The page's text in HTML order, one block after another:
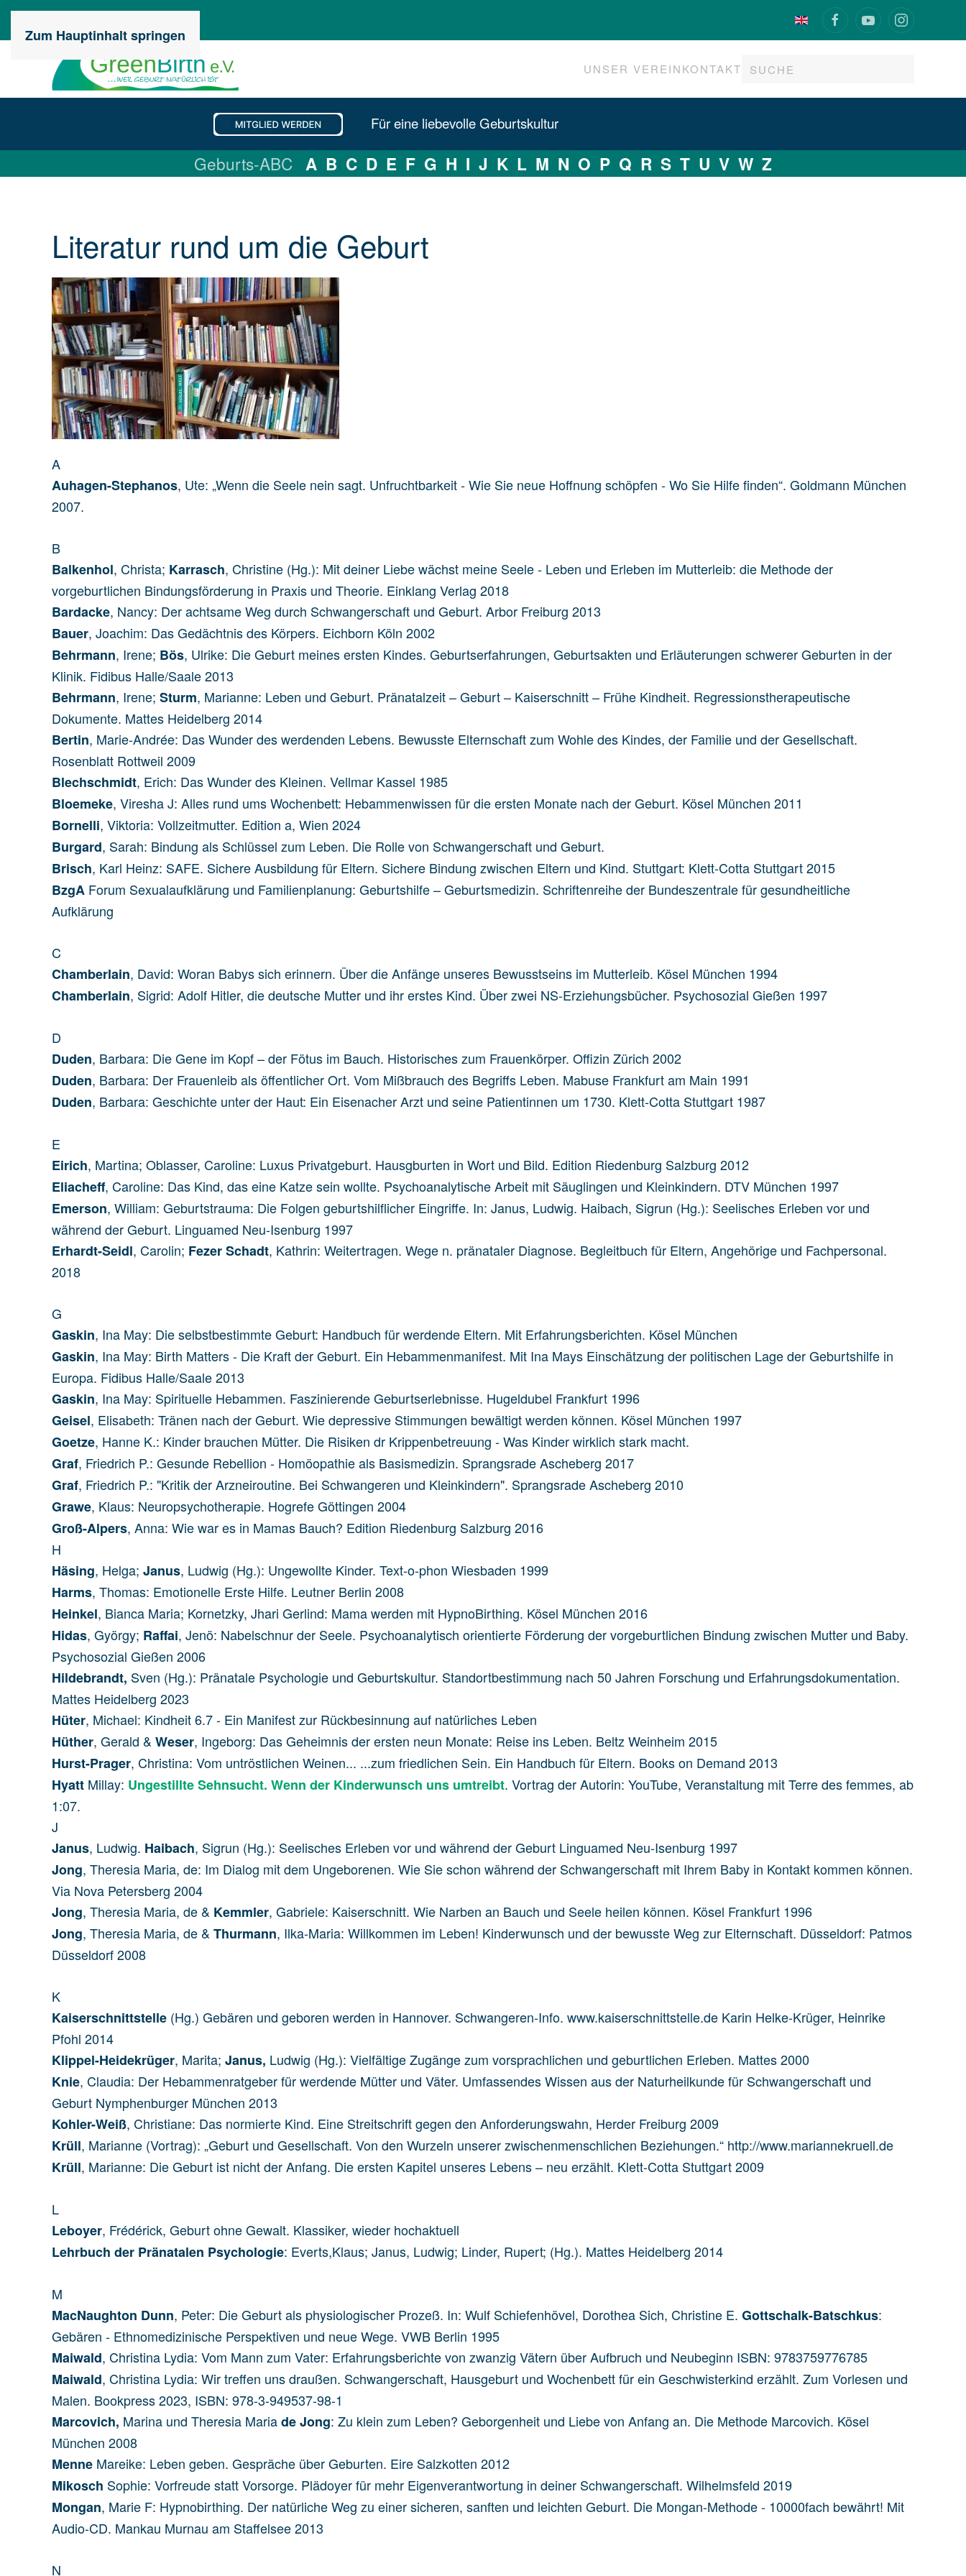
Zum Hauptinhalt springen
UNSER VEREINKONTAKT
Für eine liebevolle Geburtskultur
Geburts-ABC A B C D E F G H I J K L M N O P Q R S T U V W Z
Literatur rund um die Geburt
A
Auhagen-Stephanos, Ute: „Wenn die Seele nein sagt. Unfruchtbarkeit - Wie Sie neue Hoffnung schöpfen - Wo Sie Hilfe finden“. Goldmann München
2007.
B
Balkenhol, Christa; Karrasch, Christine (Hg.): Mit deiner Liebe wächst meine Seele - Leben und Erleben im Mutterleib: die Methode der
vorgeburtlichen Bindungsförderung in Praxis und Theorie. Einklang Verlag 2018
Bardacke, Nancy: Der achtsame Weg durch Schwangerschaft und Geburt. Arbor Freiburg 2013
Bauer, Joachim: Das Gedächtnis des Körpers. Eichborn Köln 2002
Behrmann, Irene; Bös, Ulrike: Die Geburt meines ersten Kindes. Geburtserfahrungen, Geburtsakten und Erläuterungen schwerer Geburten in der
Klinik. Fidibus Halle/Saale 2013
Behrmann, Irene; Sturm, Marianne: Leben und Geburt. Pränatalzeit – Geburt – Kaiserschnitt – Frühe Kindheit. Regressionstherapeutische
Dokumente. Mattes Heidelberg 2014
Bertin, Marie-Andrée: Das Wunder des werdenden Lebens. Bewusste Elternschaft zum Wohle des Kindes, der Familie und der Gesellschaft.
Rosenblatt Rottweil 2009
Blechschmidt, Erich: Das Wunder des Kleinen. Vellmar Kassel 1985
Bloemeke, Viresha J: Alles rund ums Wochenbett: Hebammenwissen für die ersten Monate nach der Geburt. Kösel München 2011
Bornelli, Viktoria: Vollzeitmutter. Edition a, Wien 2024
Burgard, Sarah: Bindung als Schlüssel zum Leben. Die Rolle von Schwangerschaft und Geburt.
Brisch, Karl Heinz: SAFE. Sichere Ausbildung für Eltern. Sichere Bindung zwischen Eltern und Kind. Stuttgart: Klett-Cotta Stuttgart 2015
BzgA Forum Sexualaufklärung und Familienplanung: Geburtshilfe – Geburtsmedizin. Schriftenreihe der Bundeszentrale für gesundheitliche
Aufklärung
C
Chamberlain, David: Woran Babys sich erinnern. Über die Anfänge unseres Bewusstseins im Mutterleib. Kösel München 1994
Chamberlain, Sigrid: Adolf Hitler, die deutsche Mutter und ihr erstes Kind. Über zwei NS-Erziehungsbücher. Psychosozial Gießen 1997
D
Duden, Barbara: Die Gene im Kopf – der Fötus im Bauch. Historisches zum Frauenkörper. Offizin Zürich 2002
Duden, Barbara: Der Frauenleib als öffentlicher Ort. Vom Mißbrauch des Begriffs Leben. Mabuse Frankfurt am Main 1991
Duden, Barbara: Geschichte unter der Haut: Ein Eisenacher Arzt und seine Patientinnen um 1730. Klett-Cotta Stuttgart 1987
E
Eirich, Martina; Oblasser, Caroline: Luxus Privatgeburt. Hausgburten in Wort und Bild. Edition Riedenburg Salzburg 2012
Eliacheff, Caroline: Das Kind, das eine Katze sein wollte. Psychoanalytische Arbeit mit Säuglingen und Kleinkindern. DTV München 1997
Emerson, William: Geburtstrauma: Die Folgen geburtshilflicher Eingriffe. In: Janus, Ludwig. Haibach, Sigrun (Hg.): Seelisches Erleben vor und
während der Geburt. Linguamed Neu-Isenburg 1997
Erhardt-Seidl, Carolin; Fezer Schadt, Kathrin: Weitertragen. Wege n. pränataler Diagnose. Begleitbuch für Eltern, Angehörige und Fachpersonal.
2018
G
Gaskin, Ina May: Die selbstbestimmte Geburt: Handbuch für werdende Eltern. Mit Erfahrungsberichten. Kösel München
Gaskin, Ina May: Birth Matters - Die Kraft der Geburt. Ein Hebammenmanifest. Mit Ina Mays Einschätzung der politischen Lage der Geburtshilfe in
Europa. Fidibus Halle/Saale 2013
Gaskin, Ina May: Spirituelle Hebammen. Faszinierende Geburtserlebnisse. Hugeldubel Frankfurt 1996
Geisel, Elisabeth: Tränen nach der Geburt. Wie depressive Stimmungen bewältigt werden können. Kösel München 1997
Goetze, Hanne K.: Kinder brauchen Mütter. Die Risiken dr Krippenbetreuung - Was Kinder wirklich stark macht.
Graf, Friedrich P.: Gesunde Rebellion - Homöopathie als Basismedizin. Sprangsrade Ascheberg 2017
Graf, Friedrich P.: "Kritik der Arzneiroutine. Bei Schwangeren und Kleinkindern". Sprangsrade Ascheberg 2010
Grawe, Klaus: Neuropsychotherapie. Hogrefe Göttingen 2004
Groß-Alpers, Anna: Wie war es in Mamas Bauch? Edition Riedenburg Salzburg 2016
H
Häsing, Helga; Janus, Ludwig (Hg.): Ungewollte Kinder. Text-o-phon Wiesbaden 1999
Harms, Thomas: Emotionelle Erste Hilfe. Leutner Berlin 2008
Heinkel, Bianca Maria; Kornetzky, Jhari Gerlind: Mama werden mit HypnoBirthing. Kösel München 2016
Hidas, György; Raffai, Jenö: Nabelschnur der Seele. Psychoanalytisch orientierte Förderung der vorgeburtlichen Bindung zwischen Mutter und Baby.
Psychosozial Gießen 2006
Hildebrandt, Sven (Hg.): Pränatale Psychologie und Geburtskultur. Standortbestimmung nach 50 Jahren Forschung und Erfahrungsdokumentation.
Mattes Heidelberg 2023
Hüter, Michael: Kindheit 6.7 - Ein Manifest zur Rückbesinnung auf natürliches Leben
Hüther, Gerald & Weser, Ingeborg: Das Geheimnis der ersten neun Monate: Reise ins Leben. Beltz Weinheim 2015
Hurst-Prager, Christina: Vom untröstlichen Weinen... ...zum friedlichen Sein. Ein Handbuch für Eltern. Books on Demand 2013
Hyatt Millay: Ungestillte Sehnsucht. Wenn der Kinderwunsch uns umtreibt. Vortrag der Autorin: YouTube, Veranstaltung mit Terre des femmes, ab
1:07.
J
Janus, Ludwig. Haibach, Sigrun (Hg.): Seelisches Erleben vor und während der Geburt Linguamed Neu-Isenburg 1997
Jong, Theresia Maria, de: Im Dialog mit dem Ungeborenen. Wie Sie schon während der Schwangerschaft mit Ihrem Baby in Kontakt kommen können.
Via Nova Petersberg 2004
Jong, Theresia Maria, de & Kemmler, Gabriele: Kaiserschnitt. Wie Narben an Bauch und Seele heilen können. Kösel Frankfurt 1996
Jong, Theresia Maria, de & Thurmann, Ilka-Maria: Willkommen im Leben! Kinderwunsch und der bewusste Weg zur Elternschaft. Düsseldorf: Patmos
Düsseldorf 2008
K
Kaiserschnittstelle (Hg.) Gebären und geboren werden in Hannover. Schwangeren-Info. www.kaiserschnittstelle.de Karin Helke-Krüger, Heinrike
Pfohl 2014
Klippel-Heidekrüger, Marita; Janus, Ludwig (Hg.): Vielfältige Zugänge zum vorsprachlichen und geburtlichen Erleben. Mattes 2000
Knie, Claudia: Der Hebammenratgeber für werdende Mütter und Väter. Umfassendes Wissen aus der Naturheilkunde für Schwangerschaft und
Geburt Nymphenburger München 2013
Kohler-Weiß, Christiane: Das normierte Kind. Eine Streitschrift gegen den Anforderungswahn, Herder Freiburg 2009
Krüll, Marianne (Vortrag): „Geburt und Gesellschaft. Von den Wurzeln unserer zwischenmenschlichen Beziehungen.“ http://www.mariannekruell.de
Krüll, Marianne: Die Geburt ist nicht der Anfang. Die ersten Kapitel unseres Lebens – neu erzählt. Klett-Cotta Stuttgart 2009
L
Leboyer, Frédérick, Geburt ohne Gewalt. Klassiker, wieder hochaktuell
Lehrbuch der Pränatalen Psychologie: Everts,Klaus; Janus, Ludwig; Linder, Rupert; (Hg.). Mattes Heidelberg 2014
M
MacNaughton Dunn, Peter: Die Geburt als physiologischer Prozeß. In: Wulf Schiefenhövel, Dorothea Sich, Christine E. Gottschalk-Batschkus:
Gebären - Ethnomedizinische Perspektiven und neue Wege. VWB Berlin 1995
Maiwald, Christina Lydia: Vom Mann zum Vater: Erfahrungsberichte von zwanzig Vätern über Aufbruch und Neubeginn ISBN: 9783759776785
Maiwald, Christina Lydia: Wir treffen uns draußen. Schwangerschaft, Hausgeburt und Wochenbett für ein Geschwisterkind erzählt. Zum Vorlesen und
Malen. Bookpress 2023, ISBN: 978-3-949537-98-1
Marcovich, Marina und Theresia Mariade Jong: Zu klein zum Leben? Geborgenheit und Liebe von Anfang an. Die Methode Marcovich. Kösel
München 2008
Menne Mareike: Leben geben. Gespräche über Geburten. Eire Salzkotten 2012
Mikosch Sophie: Vorfreude statt Vorsorge. Plädoyer für mehr Eigenverantwortung in deiner Schwangerschaft. Wilhelmsfeld 2019
Mongan, Marie F: Hypnobirthing. Der natürliche Weg zu einer sicheren, sanften und leichten Geburt. Die Mongan-Methode - 10000fach bewährt! Mit
Audio-CD. Mankau Murnau am Staffelsee 2013
N